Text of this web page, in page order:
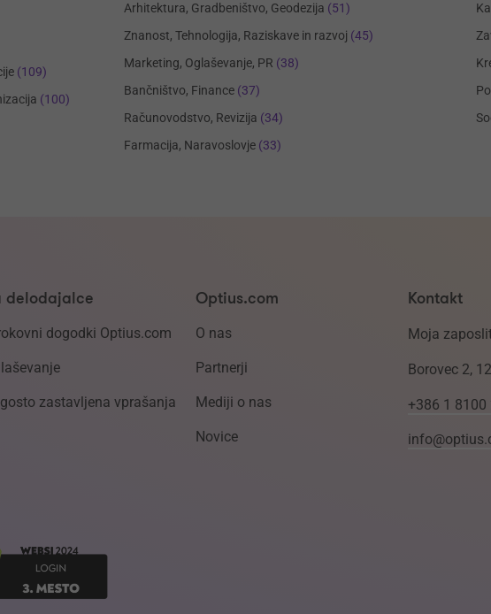
(109)
(100)
Arhitektura, Gradbeništvo, Geodezija (51)
Znanost, Tehnologija, Raziskave in razvoj (45)
Marketing, Oglaševanje, PR (38)
Bančništvo, Finance (37)
Računovodstvo, Revizija (34)
Farmacija, Naravoslovje (33)
delodajalce
dogodki Optius.com
zastavljena vprašanja
Optius.com
O nas
Partnerji
Mediji o nas
Novice
Kontakt
Moja
Borovec 2,
+386 1 8100